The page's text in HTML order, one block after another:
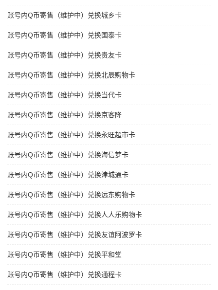
账号内Q币寄售（维护中）兑换城乡卡
账号内Q币寄售（维护中）兑换国泰卡
账号内Q币寄售（维护中）兑换贵友卡
账号内Q币寄售（维护中）兑换北辰购物卡
账号内Q币寄售（维护中）兑换当代卡
账号内Q币寄售（维护中）兑换京客隆
账号内Q币寄售（维护中）兑换永旺超市卡
账号内Q币寄售（维护中）兑换海信梦卡
账号内Q币寄售（维护中）兑换津城通卡
账号内Q币寄售（维护中）兑换远东购物卡
账号内Q币寄售（维护中）兑换人人乐购物卡
账号内Q币寄售（维护中）兑换友谊阿波罗卡
账号内Q币寄售（维护中）兑换平和堂
账号内Q币寄售（维护中）兑换通程卡